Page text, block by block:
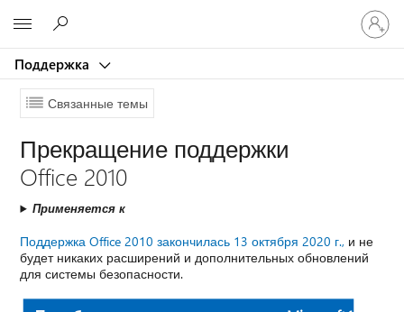
Поддержка
Связанные темы
Прекращение поддержки
Office 2010
Применяется к
Поддержка Office 2010 закончилась 13 октября 2020 г., и не
будет никаких расширений и дополнительных обновлений
для системы безопасности.